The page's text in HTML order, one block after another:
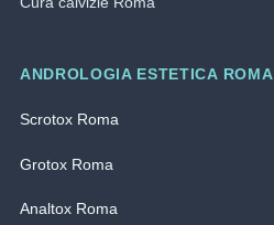
ANDROLOGIA ESTETICA ROMA
Scrotox Roma
Grotox Roma
Analtox Roma